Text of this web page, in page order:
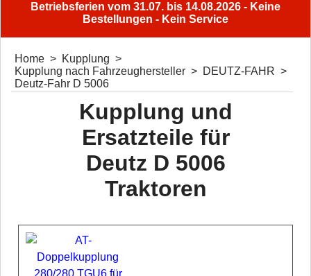
Betriebsferien vom 31.07. bis 14.08.2026 - Keine
Bestellungen - Kein Service
Home > Kupplung >
Kupplung nach Fahrzeughersteller > DEUTZ-FAHR >
Deutz-Fahr D 5006
Kupplung und
Ersatzteile für
Deutz D 5006
Traktoren